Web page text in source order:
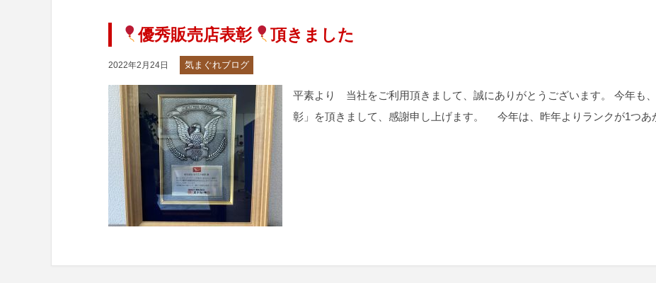
優秀販売店表彰 頂きました
2022年2月24日 気まぐれブログ
平素より 当社をご利用頂きまして、誠にありがとうございます。 今年も
彰」を頂きまして、感謝申し上げます。 今年は、昨年よりランクが1つ